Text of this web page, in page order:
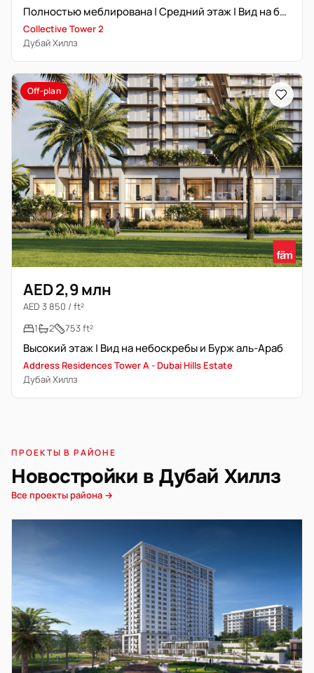
Полностью меблирована | Средний этаж | Вид на бассейн
Collective Tower 2
Дубай Хиллз
Off-plan
AED 2,9 млн
AED 3 850 / ft²
1
2 753 ft²
Высокий этаж | Вид на небоскребы и Бурж аль-Араб
Address Residences Tower A - Dubai Hills Estate
Дубай Хиллз
ПРОЕКТЫ В РАЙОНЕ
Новостройки в Дубай Хиллз
Все проекты района →